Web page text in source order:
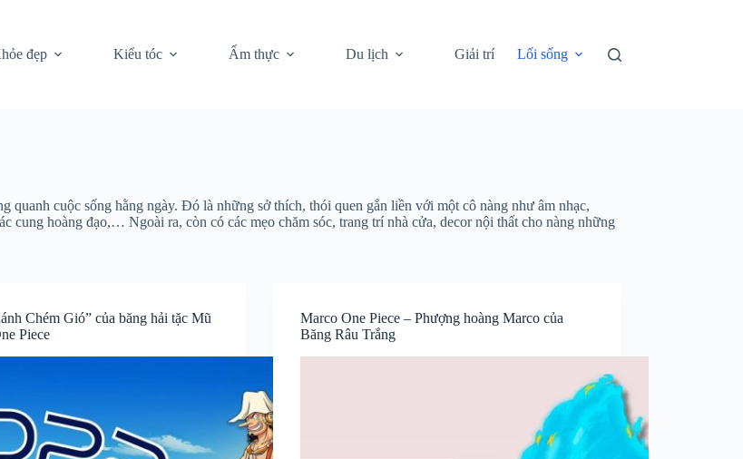
đẹp Kiểu tóc Ẩm thực Du lịch Giải trí Lối sống
cuộc sống hằng ngày. Đó là những sở thích, thói quen gắn liền với một cô nàng như âm nhạc,
cung hoàng đạo,… Ngoài ra, còn có các mẹo chăm sóc, trang trí nhà cửa, decor nội thất cho nàng những
Chém Gió” của băng hải tặc Mũ
Piece
Marco One Piece – Phượng hoàng Marco của
Băng Râu Trắng